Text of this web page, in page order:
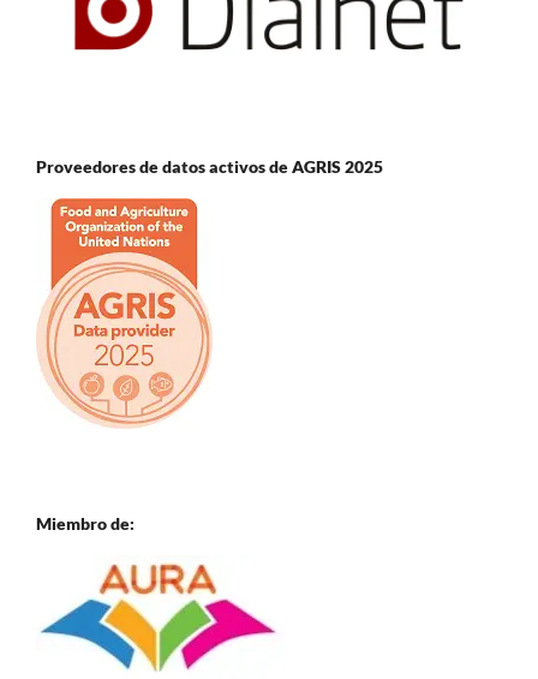
Proveedores de datos activos de AGRIS 2025
Miembro de: